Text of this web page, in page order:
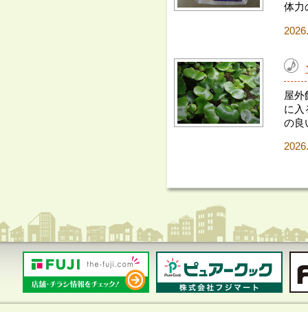
体力
屋外
に入
の良